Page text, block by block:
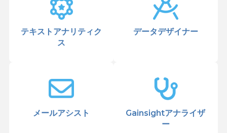
テキストアナリティク
ス
データデザイナー
メールアシスト
Gainsightアナライザ
ー